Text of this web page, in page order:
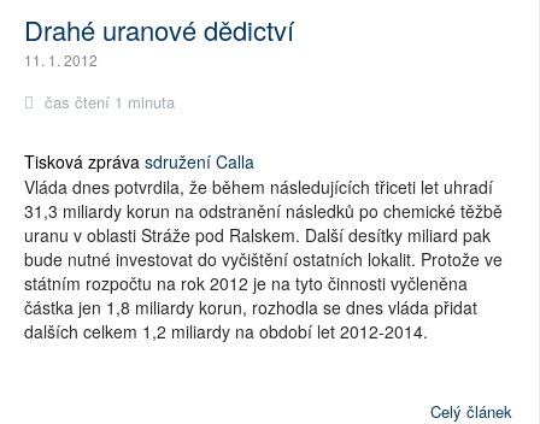
Drahé uranové dědictví
11. 1. 2012
čas čtení 1 minuta
Tisková zpráva sdružení Calla
Vláda dnes potvrdila, že během následujících třiceti let uhradí
31,3 miliardy korun na odstranění následků po chemické těžbě
uranu v oblasti Stráže pod Ralskem. Další desítky miliard pak
bude nutné investovat do vyčištění ostatních lokalit. Protože ve
státním rozpočtu na rok 2012 je na tyto činnosti vyčleněna
částka jen 1,8 miliardy korun, rozhodla se dnes vláda přidat
dalších celkem 1,2 miliardy na období let 2012-2014.
Celý článek